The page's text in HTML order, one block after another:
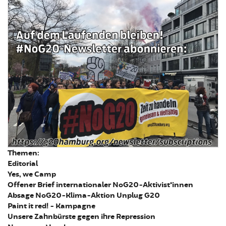
Themen:
Editorial
Yes, we Camp
Offener Brief internationaler NoG20-Aktivist*innen
Absage NoG20-Klima-Aktion Unplug G20
Paint it red! - Kampagne
Unsere Zahnbürste gegen ihre Repression